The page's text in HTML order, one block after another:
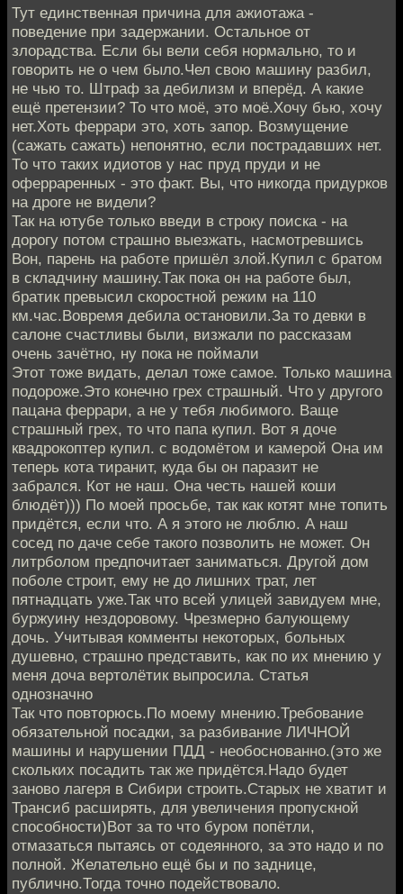
Тут единственная причина для ажиотажа -
поведение при задержании. Остальное от
злорадства. Если бы вели себя нормально, то и
говорить не о чем было.Чел свою машину разбил,
не чью то. Штраф за дебилизм и вперёд. А какие
ещё претензии? То что моё, это моё.Хочу бью, хочу
нет.Хоть феррари это, хоть запор. Возмущение
(сажать сажать) непонятно, если пострадавших нет.
То что таких идиотов у нас пруд пруди и не
оферраренных - это факт. Вы, что никогда придурков
на дроге не видели?
Так на ютубе только введи в строку поиска - на
дорогу потом страшно выезжать, насмотревшись
Вон, парень на работе пришёл злой.Купил с братом
в складчину машину.Так пока он на работе был,
братик превысил скоростной режим на 110
км.час.Вовремя дебила остановили.За то девки в
салоне счастливы были, визжали по рассказам
очень зачётно, ну пока не поймали
Этот тоже видать, делал тоже самое. Только машина
подороже.Это конечно грех страшный. Что у другого
пацана феррари, а не у тебя любимого. Ваще
страшный грех, то что папа купил. Вот я доче
квадрокоптер купил. с водомётом и камерой Она им
теперь кота тиранит, куда бы он паразит не
забрался. Кот не наш. Она честь нашей коши
блюдёт))) По моей просьбе, так как котят мне топить
придётся, если что. А я этого не люблю. А наш
сосед по даче себе такого позволить не может. Он
литрболом предпочитает заниматься. Другой дом
поболе строит, ему не до лишних трат, лет
пятнадцать уже.Так что всей улицей завидуем мне,
буржуину нездоровому. Чрезмерно балующему
дочь. Учитывая комменты некоторых, больных
душевно, страшно представить, как по их мнению у
меня доча вертолётик выпросила. Статья
однозначно
Так что повторюсь.По моему мнению.Требование
обязательной посадки, за разбивание ЛИЧНОЙ
машины и нарушении ПДД - необоснованно.(это же
скольких посадить так же придётся.Надо будет
заново лагеря в Сибири строить.Старых не хватит и
Трансиб расширять, для увеличения пропускной
способности)Вот за то что буром попётли,
отмазаться пытаясь от содеянного, за это надо и по
полной. Желательно ещё бы и по заднице,
публично.Тогда точно подействовало.